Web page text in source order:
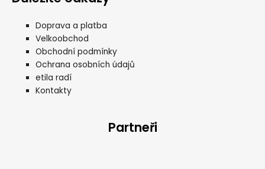
Doprava a platba
Velkoobchod
Obchodní podmínky
Ochrana osobních údajů
etila radí
Kontakty
Partneři